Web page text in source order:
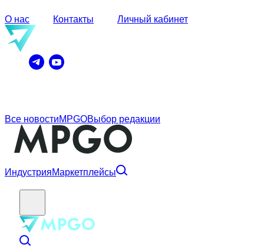
О нас Контакты Личный кабинет
Все новостиMPGOВыбор редакции
ИндустрияМаркетплейсы